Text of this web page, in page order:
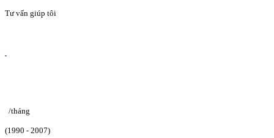
Tư vấn giúp tôi
/tháng
(1990 - 2007)